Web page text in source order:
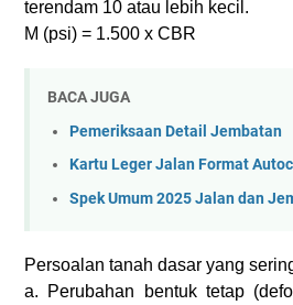
terendam 10 atau lebih kecil.
M (psi) = 1.500 x CBR
BACA JUGA
Pemeriksaan Detail Jembatan
Kartu Leger Jalan Format
Spek Umum 2025 Jalan dan
Persoalan tanah dasar yang
a. Perubahan bentuk tetap